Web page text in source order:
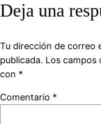
Deja una
Tu dirección de correo
publicada. Los campos
con *
Comentario *